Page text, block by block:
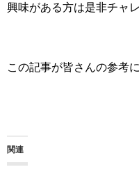
興味がある方は是非チャ
この記事が皆さんの参考
関連